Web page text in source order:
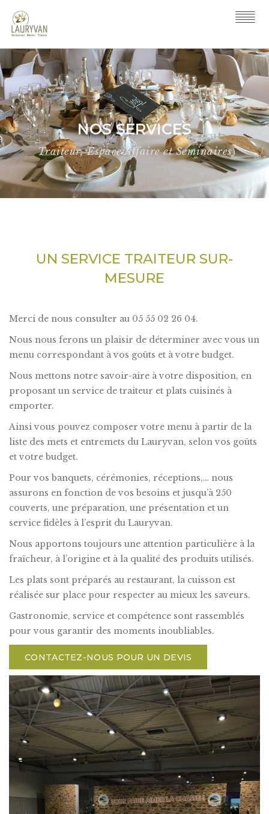
NOS SERVICES
Traiteur, Espace Affaire et Séminaires
UN SERVICE TRAITEUR SUR-
MESURE
Merci de nous consulter au 05 55 02 26 04.
Nous nous ferons un plaisir de déterminer avec vous un
menu correspondant à vos goûts et à votre budget.
Nous mettons notre savoir-aire à votre disposition, en
proposant un service de traiteur et plats cuisinés à
emporter.
Ainsi vous pouvez composer votre menu à partir de la
liste des mets et entremets du Lauryvan, selon vos goûts
et votre budget.
Pour vos banquets, cérémonies, réceptions,… nous
assurons en fonction de vos besoins et jusqu’à 250
couverts, une préparation, une présentation et un
service fidèles à l’esprit du Lauryvan.
Nous apportons toujours une attention particulière à la
fraîcheur, à l’origine et à la qualité des produits utilisés.
Les plats sont préparés au restaurant, la cuisson est
réalisée sur place pour respecter au mieux les saveurs.
Gastronomie, service et compétence sont rassemblés
pour vous garantir des moments inoubliables.
CONTACTEZ-NOUS POUR UN DEVIS